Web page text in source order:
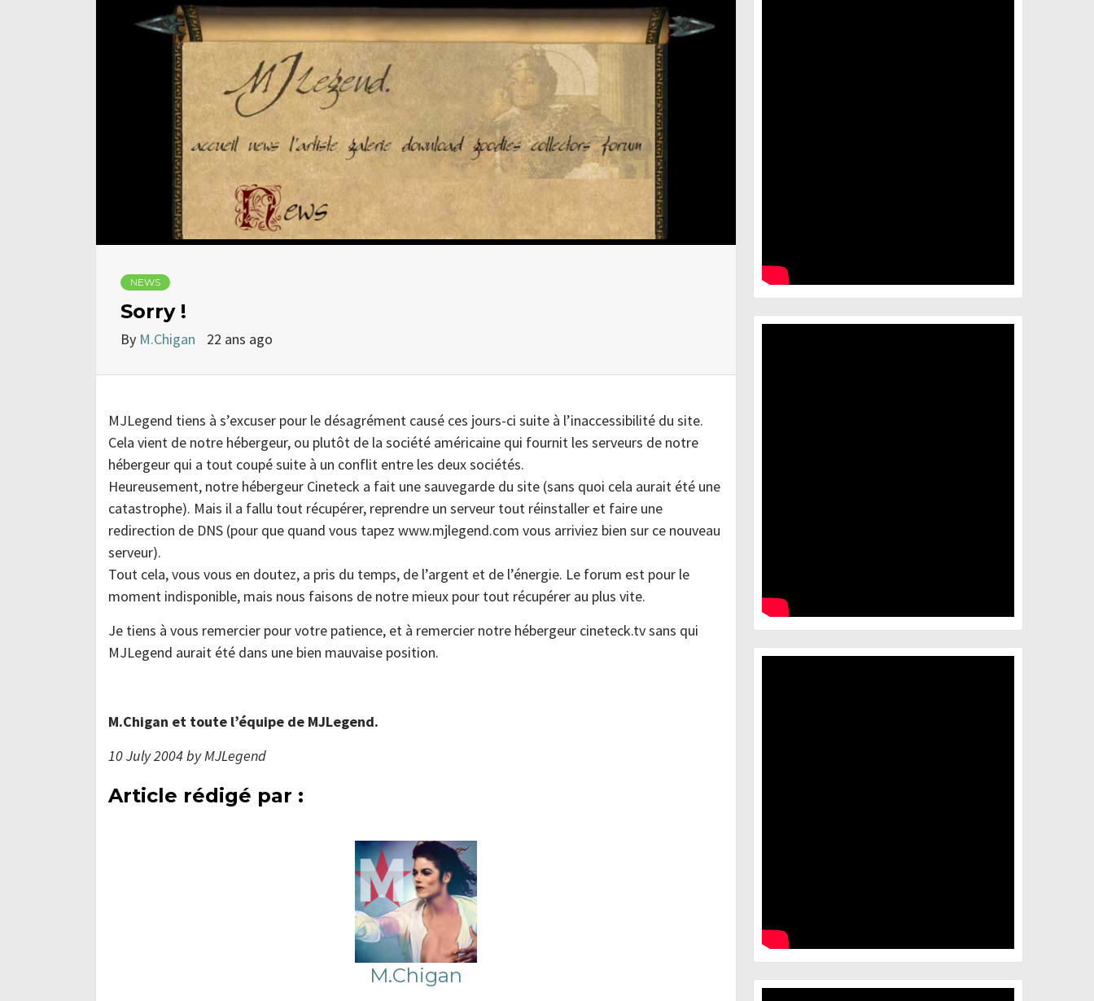
NEWS
Sorry !
By M.Chigan 22 ans ago
MJLegend tiens à s’excuser pour le désagrément causé ces jours-ci suite à l’inaccessibilité du site.
Cela vient de notre hébergeur, ou plutôt de la société américaine qui fournit les serveurs de notre
hébergeur qui a tout coupé suite à un conflit entre les deux sociétés.
Heureusement, notre hébergeur Cineteck a fait une sauvegarde du site (sans quoi cela aurait été une
catastrophe). Mais il a fallu tout récupérer, reprendre un serveur tout réinstaller et faire une
redirection de DNS (pour que quand vous tapez www.mjlegend.com vous arriviez bien sur ce nouveau
serveur).
Tout cela, vous vous en doutez, a pris du temps, de l’argent et de l’énergie. Le forum est pour le
moment indisponible, mais nous faisons de notre mieux pour tout récupérer au plus vite.
Je tiens à vous remercier pour votre patience, et à remercier notre hébergeur cineteck.tv sans qui
MJLegend aurait été dans une bien mauvaise position.
M.Chigan et toute l’équipe de MJLegend.
10 July 2004 by MJLegend
Article rédigé par :
M.Chigan